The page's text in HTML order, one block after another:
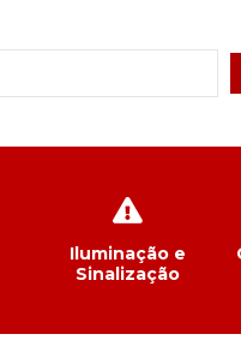
Iluminação e
Sinalização